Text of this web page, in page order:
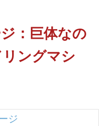
：巨体なの
ングマシ
ジ